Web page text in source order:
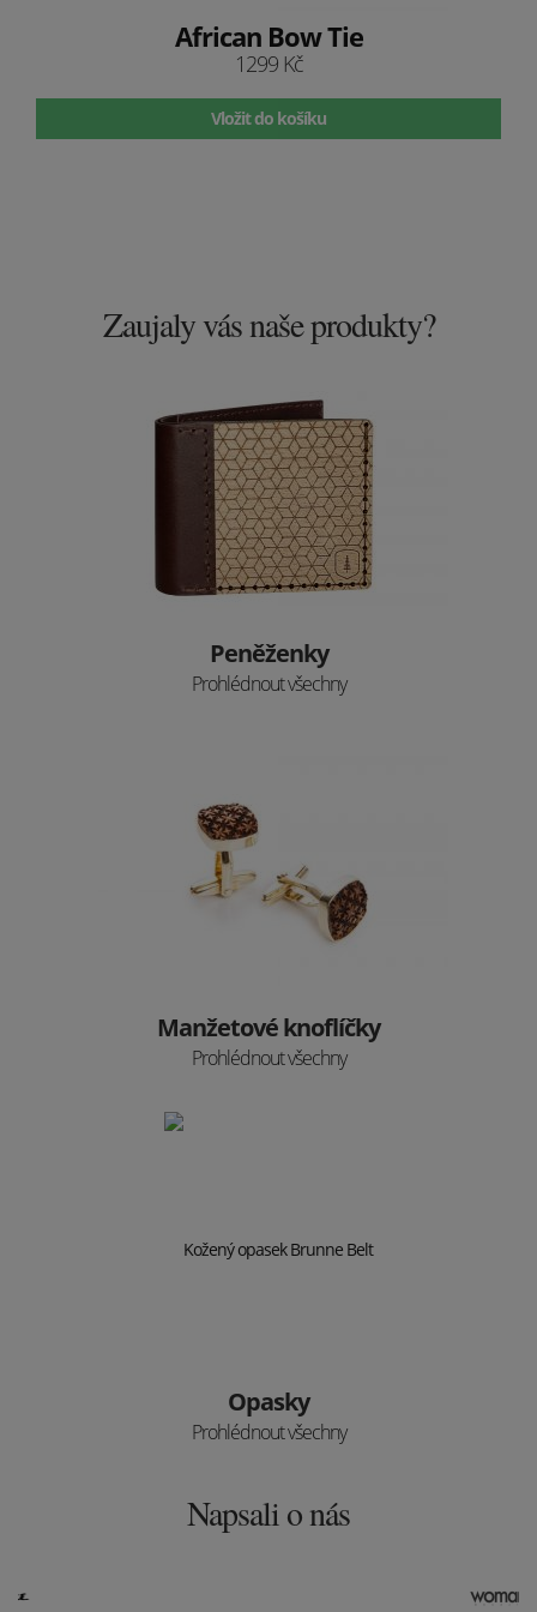
African Bow Tie
1299 Kč
Vložit do košíku
Zaujaly vás naše produkty?
Peněženky
Prohlédnout všechny
Manžetové knoflíčky
Prohlédnout všechny
Opasky
Prohlédnout všechny
Napsali o nás